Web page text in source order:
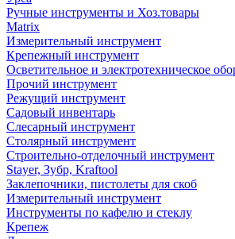
Ручные инструменты и Хоз.товары
Matrix
Измерительный инструмент
Крепежный инструмент
Осветительное и электротехническое
Прочий инструмент
Режущий инструмент
Садовый инвентарь
Слесарный инструмент
Столярный инструмент
Строительно-отделочный инструмент
Stayer, Зубр, Kraftool
Заклепочники, пистолеты для скоб
Измерительный инструмент
Инструменты по кафелю и стеклу
Крепеж